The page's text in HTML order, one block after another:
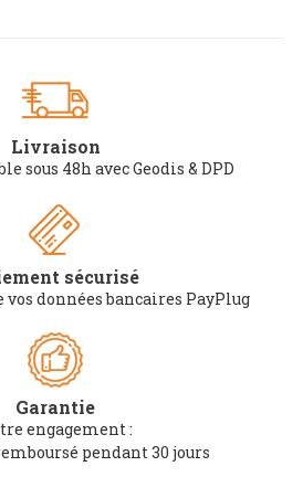
Livraison
sous 48h avec Geodis & DPD
sécurisé
données bancaires PayPlug
Garantie
engagement :
pendant 30 jours